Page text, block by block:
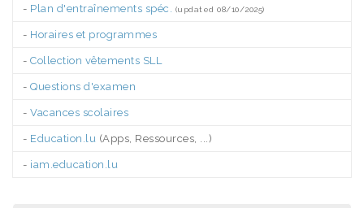
- Plan d'entraînements spéc. (updated 08/10/2025)
- Horaires et programmes
- Collection vêtements SLL
- Questions d'examen
- Vacances scolaires
- Education.lu (Apps, Ressources, ...)
- iam.education.lu